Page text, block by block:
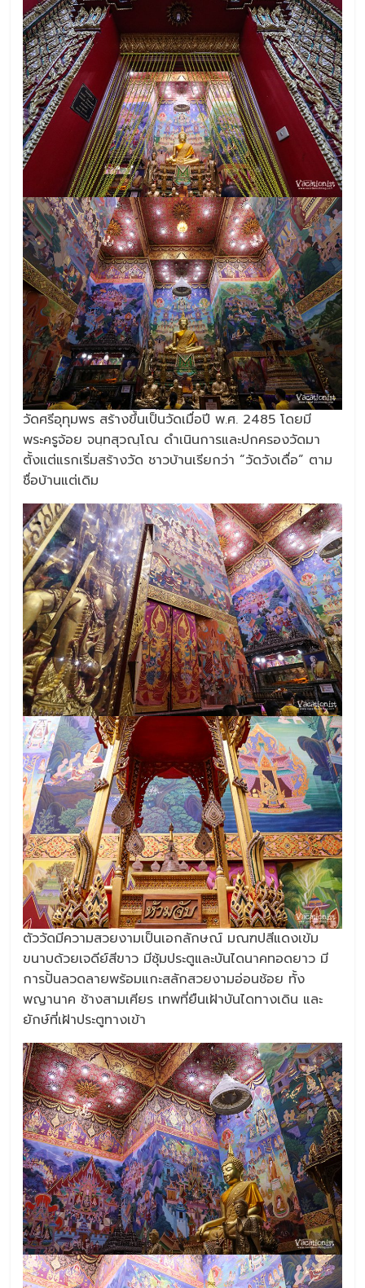
วัดศรีอุทุมพร สร้างขึ้นเป็นวัดเมื่อปี พ.ศ. 2485 โดยมี
พระครูจ้อย จนฺทสุวณฺโณ ดำเนินการและปกครองวัดมา
ตั้งแต่แรกเริ่มสร้างวัด ชาวบ้านเรียกว่า “วัดวังเดื่อ” ตาม
ชื่อบ้านแต่เดิม
ตัววัดมีความสวยงามเป็นเอกลักษณ์ มณฑปสีแดงเข้ม
ขนาบด้วยเจดีย์สีขาว มีซุ้มประตูและบันไดนาคทอดยาว มี
การปั้นลวดลายพร้อมแกะสลักสวยงามอ่อนช้อย ทั้ง
พญานาค ช้างสามเศียร เทพที่ยืนเฝ้าบันไดทางเดิน และ
ยักษ์ที่เฝ้าประตูทางเข้า